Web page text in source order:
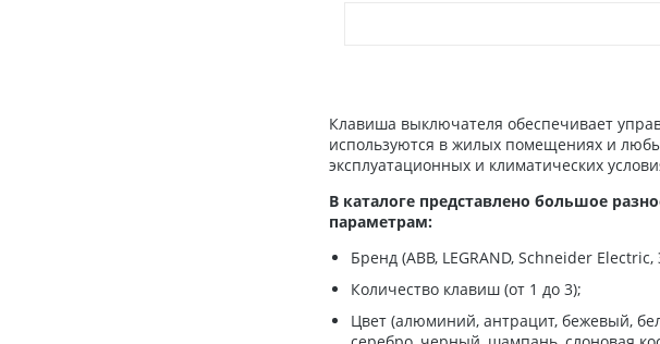
Клавиша выключателя обеспечивает
используются в жилых помещениях и
эксплуатационных и климатических
В каталоге представлено большое
параметрам:
Бренд (ABB, LEGRAND, Schneider Electric,
Количество клавиш (от 1 до 3);
Цвет (алюминий, антрацит, бежевый,